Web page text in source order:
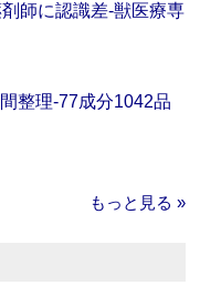
師に認識差‐獣医療専
整理‐77成分1042品
もっと見る »